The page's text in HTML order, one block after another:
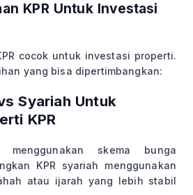
KPR Untuk Investasi
cocok untuk investasi properti.
yang bisa dipertimbangkan:
Syariah Untuk
KPR
menggunakan skema bunga
KPR syariah menggunakan
atau ijarah yang lebih stabil